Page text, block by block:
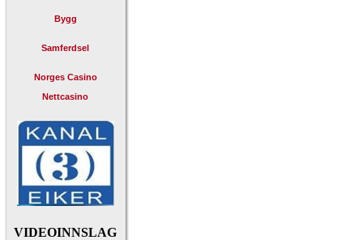
Bygg
Samferdsel
Norges Casino
Nettcasino
VIDEOINNSLAG